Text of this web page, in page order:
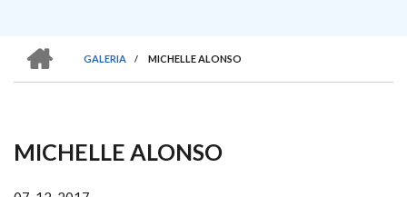
SOBRESCRIBIR
DE
AYUDA
GALERIA
/ MICHELLE ALONSO
MICHELLE ALONSO